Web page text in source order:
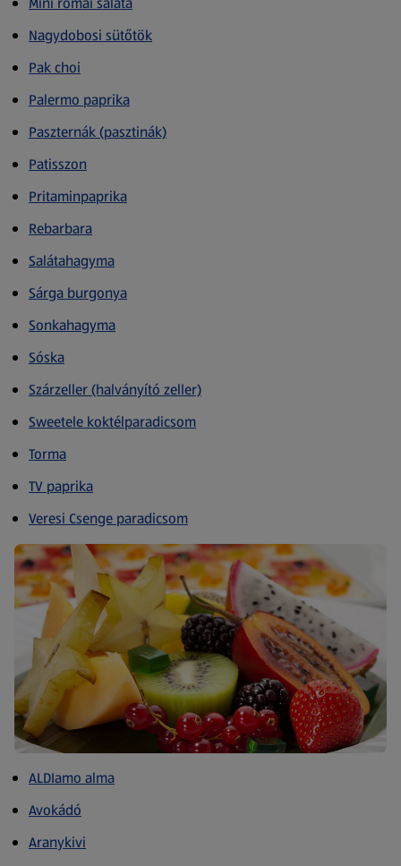
Nagydobosi sütőtök
Pak choi
Palermo paprika
Paszternák (pasztinák)
Patisszon
Pritaminpaprika
Rebarbara
Salátahagyma
Sárga burgonya
Sonkahagyma
Sóska
Szárzeller (halványító zeller)
Sweetele koktélparadicsom
Torma
TV paprika
Veresi Csenge paradicsom
ALDIamo alma
Avokádó
Aranykivi